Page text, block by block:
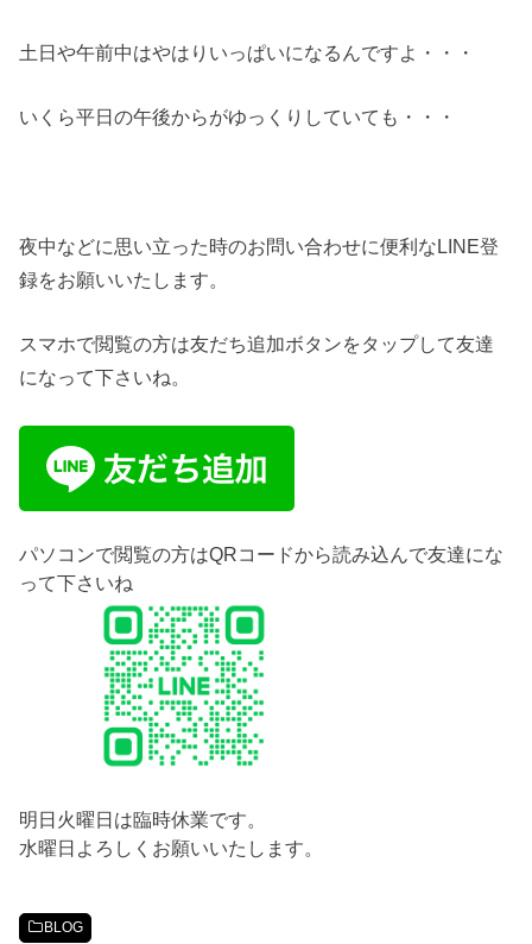
土日や午前中はやはりいっぱいになるんですよ・・・
いくら平日の午後からがゆっくりしていても・・・
夜中などに思い立った時のお問い合わせに便利なLINE登
録をお願いいたします。
スマホで閲覧の方は友だち追加ボタンをタップして友達
になって下さいね。
パソコンで閲覧の方はQRコードから読み込んで友達にな
って下さいね
明日火曜日は臨時休業です。
水曜日よろしくお願いいたします。
BLOG